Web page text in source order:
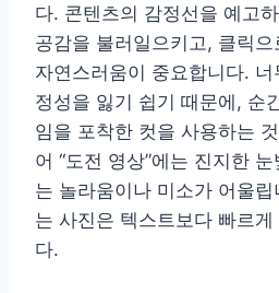
다. 콘텐츠의 감정선을 예고
공감을 불러일으키고, 클릭
자연스러움이 중요합니다.
정성을 잃기 쉽기 때문에, 순
임을 포착한 컷을 사용하는
어 “도전 영상”에는 진지한
는 놀라움이나 미소가 어울
는 사진은 텍스트보다 빠르게
다.